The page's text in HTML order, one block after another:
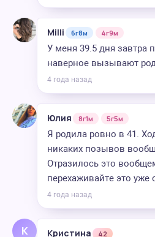
Milli 6г8м 4г9м
У меня 39.5 дня завтра
наверное вызывают
4 года назад
Юлия 8г1м 5г5м
Я родила ровно в 41.
никаких позывов
Отразилось это
перехаживайте это уже
4 года назад
К Кристина 42